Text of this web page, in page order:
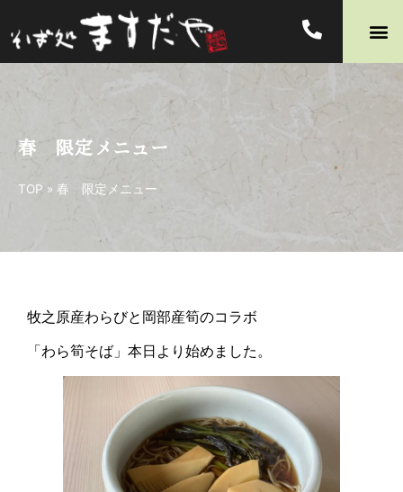
春 限定メニュー
TOP » 春 限定メニュー
牧之原産わらびと岡部産筍のコラボ
「わら筍そば」本日より始めました。